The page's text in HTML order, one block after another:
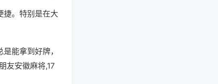
捷。特别是在大
能拿到好牌，
友安徽麻将,17